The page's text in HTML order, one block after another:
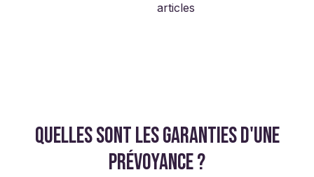
articles
Quelles sont les garanties d'une
prévoyance ?